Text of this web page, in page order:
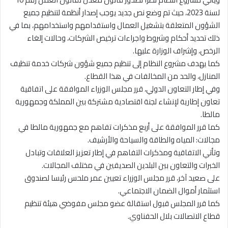
لسنة 2023، حيث تم وضع نص جديد يوجب إصدار أنظمة لتنظيم جميع
الشؤون المتعلقة بتشغيل العمال واستقدامهم واستخدامهم، بما في
ذلك تحديد أحكام وشروط واجراءات ترخيص الشركات، وحالات إلغاء
الرخص، وإشراف الوزارة عليها.
كما يهدف مشروع النظام إلى تنظيم جميع شؤون شركات خدمة تنظيف
المنازل، والحد من المخالفات في هذا القطاع.
وفي إطار التعاون الدولي، قرر مجلس الوزراء الموافقة على اتفاقية
تعاون إطارية لإنشاء لجنة اقتصادية مشتركة بين المملكة وجمهورية
مالطا.
كما قرر الموافقة على أربع مذكرات تفاهم مع جمهورية مالطا في
مجالات: المياه والطاقة والسياحة والأرشيف.
وتأتي الاتفاقية ومذكرات التفاهم في إطار تعزيز العلاقات وتبادل
الخبرات والتعاون بين البلدين الصديقين في مختلف المجالات.
على صعيد آخر، قرر مجلس الوزراء تعيين عمر ملحس رئيسا لصندوق
استثمار أموال الضمان الاجتماعي.
كما قرر المجلس قبول استقالة عضو مجلس مفوضي هيئة تنظيم
قطاع الاتصالات بلال الحفناوي.